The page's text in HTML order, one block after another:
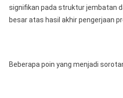
signifikan pada struktur jembatan
besar atas hasil akhir pengerjaan
Beberapa poin yang menjadi